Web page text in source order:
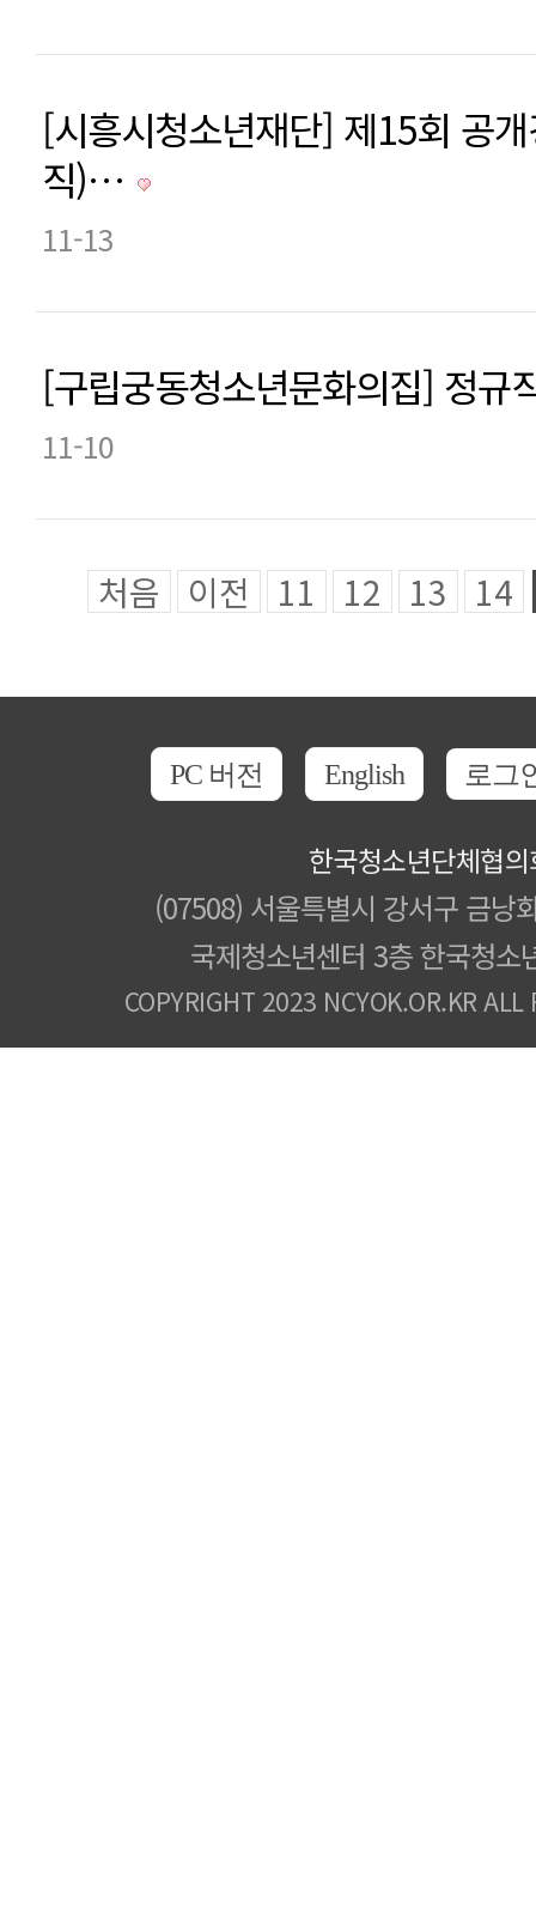
[시흥시청소년재단] 제15회 공
직)…
11-13
[구립궁동청소년문화의집] 정규
11-10
처음 이전 11 12 13 14
PC 버전 English 로그
한국청소년단체협
(07508) 서울특별시 강서구 금낭
국제청소년센터 3층 한국청소
COPYRIGHT 2023 NCYOK.OR.KR ALL